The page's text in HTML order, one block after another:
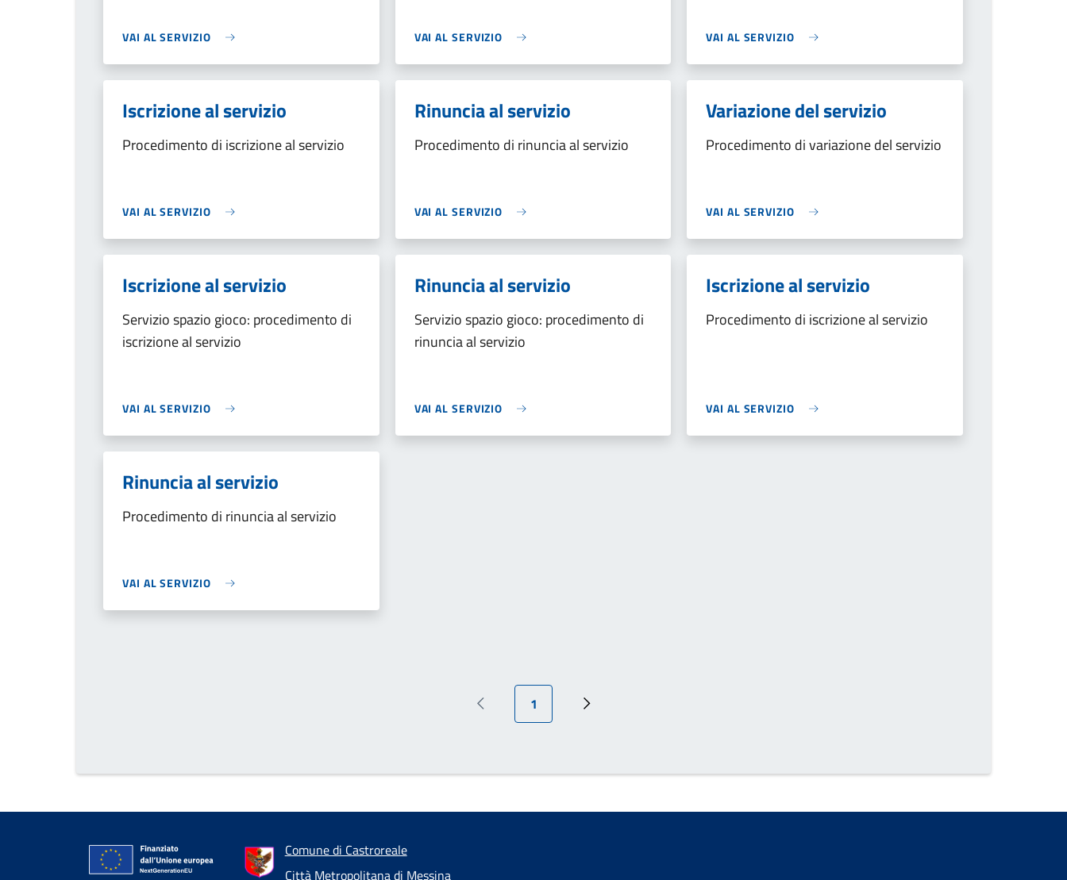
VAI AL SERVIZIO VAI AL SERVIZIO VAI AL SERVIZIO
Iscrizione al servizio
Procedimento di iscrizione al servizio
VAI AL SERVIZIO
Rinuncia al servizio
Procedimento di rinuncia al servizio
VAI AL SERVIZIO
Variazione del servizio
Procedimento di variazione del servizio
VAI AL SERVIZIO
Iscrizione al servizio
Servizio spazio gioco: procedimento di
iscrizione al servizio
VAI AL SERVIZIO
Rinuncia al servizio
Servizio spazio gioco: procedimento di
rinuncia al servizio
VAI AL SERVIZIO
Iscrizione al servizio
Procedimento di iscrizione al servizio
VAI AL SERVIZIO
Rinuncia al servizio
Procedimento di rinuncia al servizio
VAI AL SERVIZIO
Pagina precedente
Pagina attuale
1
Pagina successiva
Comune di Castroreale
Città Metropolitana di Messina